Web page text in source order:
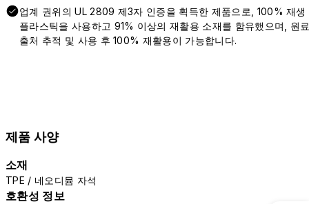
업계 권위의 UL 2809 제3자 인증을 획득한 제품으로, 100% 재생
플라스틱을 사용하고 91% 이상의 재활용 소재를 함유했으며, 원
출처 추적 및 사용 후 100% 재활용이 가능합니다.
제품 사양
소재
TPE / 네오디뮴 자석
호환성 정보